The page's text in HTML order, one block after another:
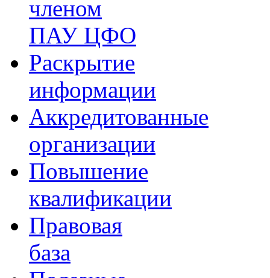
членом
ПАУ ЦФО
Раскрытие
информации
Аккредитованные
организации
Повышение
квалификации
Правовая
база